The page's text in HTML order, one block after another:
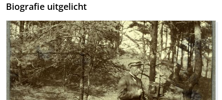
Biografie uitgelicht